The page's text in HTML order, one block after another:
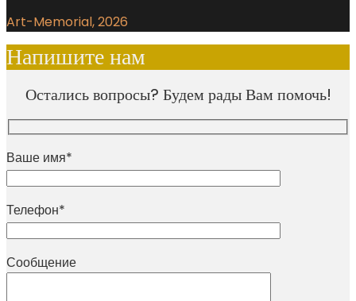
Art-Memorial, 2026
Напишите нам
Остались вопросы? Будем рады Вам помочь!
Ваше имя*
Телефон*
Сообщение